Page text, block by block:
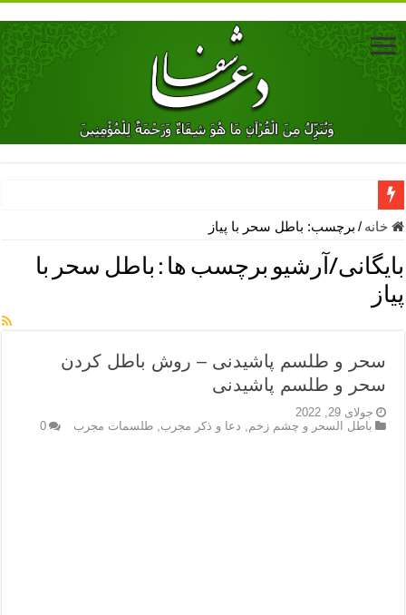
دعای جلب محبت فوری معشوق – دعای جلب محبت شوهر
دعای مشکل گشا برای رفع فقر – ذکرهای روزی‌ بخش
معجزات دعای یا من اظهر الجمیل – دعای یا من اظهر الجمیل برای
مهم ترین اذکار الهی و فضیلت آن ها – ذکر مخصوص مستجاب الدعوه
نماز حاجت برای کار گشایی- دعای رفع مشکلات و طلب حاجت
دعای رفع فقر و طلب رزق و روزی – آیه‌ جلب ثروت و برکت مال
خانه / برچسب: باطل سحر با پیاز
بایگانی/آرشیو برچسب ها : باطل سحر با
پیاز
سحر و طلسم پاشیدنی – روش باطل کردن
سحر و طلسم پاشیدنی
جولای 29, 2022
باطل السحر و چشم زخم
دعا و ذکر مجرب ,طلسمات مجرب 0